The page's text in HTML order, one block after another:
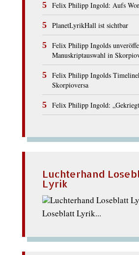
Felix Philipp Ingold: Aufs
PlanetLyrikHall ist sichtbar
Felix Philipp Ingolds
Manuskriptauswahl in
Felix Philipp Ingolds
Skorpioversa
Felix Philipp Ingold:
Luchterhand
Lyrik
Loseblatt Lyrik...